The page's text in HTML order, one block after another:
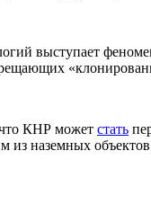
выступает
КНР может стать
наземных